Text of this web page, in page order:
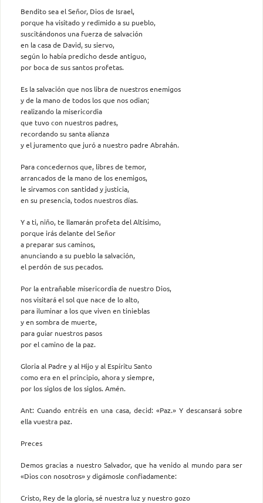
Bendito sea el Señor, Dios de Israel,
porque ha visitado y redimido a su pueblo,
suscitándonos una fuerza de salvación
en la casa de David, su siervo,
según lo había predicho desde antiguo,
por boca de sus santos profetas.
Es la salvación que nos libra de nuestros enemigos
y de la mano de todos los que nos odian;
realizando la misericordia
que tuvo con nuestros padres,
recordando su santa alianza
y el juramento que juró a nuestro padre Abrahán.
Para concedernos que, libres de temor,
arrancados de la mano de los enemigos,
le sirvamos con santidad y justicia,
en su presencia, todos nuestros días.
Y a ti, niño, te llamarán profeta del Altísimo,
porque irás delante del Señor
a preparar sus caminos,
anunciando a su pueblo la salvación,
el perdón de sus pecados.
Por la entrañable misericordia de nuestro Dios,
nos visitará el sol que nace de lo alto,
para iluminar a los que viven en tinieblas
y en sombra de muerte,
para guiar nuestros pasos
por el camino de la paz.
Gloria al Padre y al Hijo y al Espíritu Santo
como era en el principio, ahora y siempre,
por los siglos de los siglos. Amén.
Ant: Cuando entréis en una casa, decid: «Paz.» Y descansará sobre
ella vuestra paz.
Preces
Demos gracias a nuestro Salvador, que ha venido al mundo para ser
«Dios con nosotros» y digámosle confiadamente:
Cristo, Rey de la gloria, sé nuestra luz y nuestro gozo